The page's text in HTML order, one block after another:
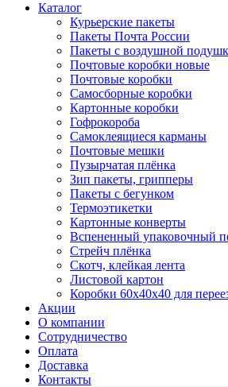
Каталог
Курьерские пакеты
Пакеты Почта России
Пакеты с воздушной
Почтовые коробки новые
Почтовые коробки
Самосборные коробки
Картонные коробки
Гофрокороба
Самоклеящиеся карманы
Почтовые мешки
Пузырчатая плёнка
Зип пакеты, грипперы
Пакеты с бегунком
Термоэтикетки
Картонные конверты
Вспененный упаковочный
Стрейч плёнка
Скотч, клейкая лента
Листовой картон
Коробки 60х40х40 для
Акции
О компании
Сотрудничество
Оплата
Доставка
Контакты